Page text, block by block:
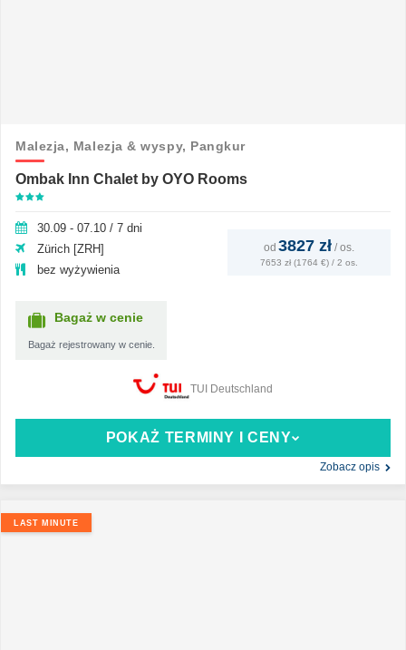
Malezja, Malezja & wyspy, Pangkur
Ombak Inn Chalet by OYO Rooms
30.09 - 07.10 / 7 dni
Zürich [ZRH]
bez wyżywienia
Bagaż w cenie
Bagaż rejestrowany w cenie.
od 3827 zł / os.
7653 zł (1764 €) / 2 os.
POKAŻ TERMINY I CENY
Zobacz opis
TUI Deutschland
LAST MINUTE